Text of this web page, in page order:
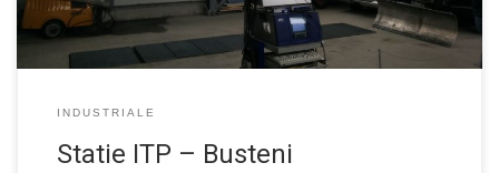
INDUSTRIALE
Statie ITP – Busteni